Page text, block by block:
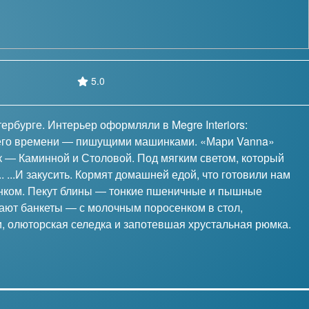
5.0
Интерьер оформляли в Megre Interiors:
времени ― пишущими машинками. «Мари Vanna»
― Каминной и Столовой. Под мягким светом, который
...И закусить. Кормят домашней едой, что готовили нам
Пекут блины ― тонкие пшеничные и пышные
банкеты ― с молочным поросенком в стол,
селедка и запотевшая хрустальная рюмка.